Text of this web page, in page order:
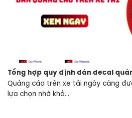
Tổng hợp quy định dán decal
Quảng cáo trên xe tải ngày càng
lựa chọn nhờ khả...